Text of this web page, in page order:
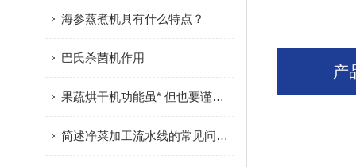
海参蒸煮机具有什么特点？
巴氏杀菌机作用
果蔬烘干机功能虽* 但也要谨慎购买
简述净菜加工流水线的常见问题相应解决方法
产